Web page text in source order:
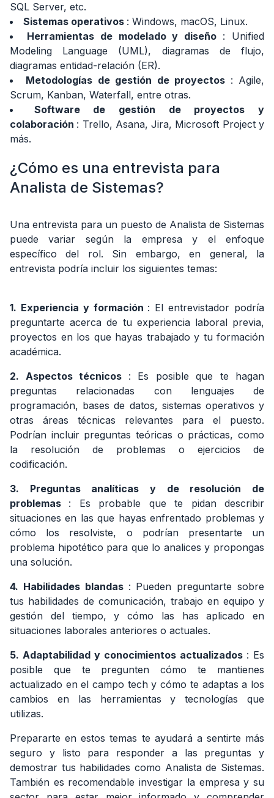
SQL Server, etc.
Sistemas operativos : Windows, macOS, Linux.
Herramientas de modelado y diseño : Unified
Modeling Language (UML), diagramas de flujo,
diagramas entidad-relación (ER).
Metodologías de gestión de proyectos : Agile,
Scrum, Kanban, Waterfall, entre otras.
Software de gestión de proyectos y
colaboración : Trello, Asana, Jira, Microsoft Project y
más.
¿Cómo es una entrevista para
Analista de Sistemas?
Una entrevista para un puesto de Analista de Sistemas
puede variar según la empresa y el enfoque
específico del rol. Sin embargo, en general, la
entrevista podría incluir los siguientes temas:
1. Experiencia y formación : El entrevistador podría
preguntarte acerca de tu experiencia laboral previa,
proyectos en los que hayas trabajado y tu formación
académica.
2. Aspectos técnicos : Es posible que te hagan
preguntas relacionadas con lenguajes de
programación, bases de datos, sistemas operativos y
otras áreas técnicas relevantes para el puesto.
Podrían incluir preguntas teóricas o prácticas, como
la resolución de problemas o ejercicios de
codificación.
3. Preguntas analíticas y de resolución de
problemas : Es probable que te pidan describir
situaciones en las que hayas enfrentado problemas y
cómo los resolviste, o podrían presentarte un
problema hipotético para que lo analices y propongas
una solución.
4. Habilidades blandas : Pueden preguntarte sobre
tus habilidades de comunicación, trabajo en equipo y
gestión del tiempo, y cómo las has aplicado en
situaciones laborales anteriores o actuales.
5. Adaptabilidad y conocimientos actualizados : Es
posible que te pregunten cómo te mantienes
actualizado en el campo tech y cómo te adaptas a los
cambios en las herramientas y tecnologías que
utilizas.
Prepararte en estos temas te ayudará a sentirte más
seguro y listo para responder a las preguntas y
demostrar tus habilidades como Analista de Sistemas.
También es recomendable investigar la empresa y su